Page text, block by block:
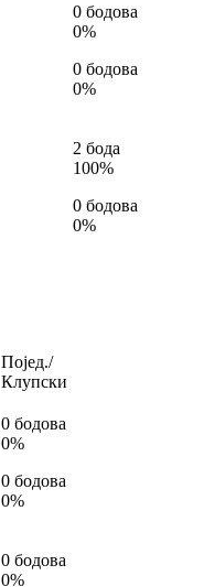
0 бодова
0%
0 бодова
0%
2 бода
100%
0 бодова
0%
Појед./
Клупски
0 бодова
0%
0 бодова
0%
0 бодова
0%